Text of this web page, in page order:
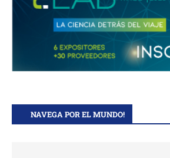
NAVEGA POR EL MUNDO!